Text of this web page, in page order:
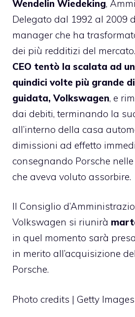
Wendelin Wiedeking,
Delegato dal 1992 al 2009
manager che ha
dei più redditizi del
CEO tentò la scalata ad
quindici volte più grande
guidata, Volkswagen, e
dai debiti, terminando la
all’interno della casa
dimissioni ad effetto
consegnando Porsche
che aveva voluto assorbire.
Il Consiglio
Volkswagen si riunirà
in quel momento sarà
in merito all’acquisizione
Porsche.
Photo credits | Getty Images